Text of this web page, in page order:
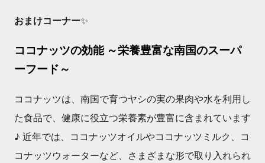
おまけコーナー✨
ココナッツの効能 ～栄養豊富な南国のスーパ
ーフード～
ココナッツは、南国で育つヤシの実の果肉や水を利用し
た食品で、健康に役立つ栄養素が豊富に含まれています
♪ 近年では、ココナッツオイルやココナッツミルク、コ
コナッツウォーターなど、さまざまな形で取り入れられ